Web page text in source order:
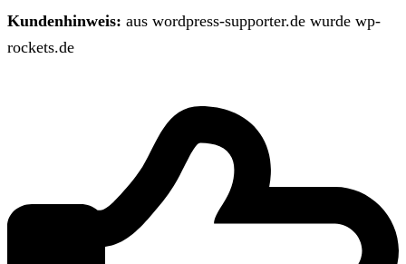
Kundenhinweis: aus wordpress-supporter.de wurde wp-
rockets.de